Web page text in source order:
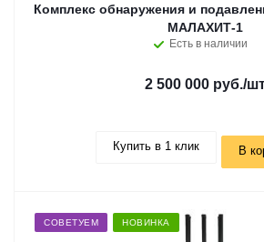
Комплекс обнаружения и
МАЛАХИТ-1
Есть в наличии
2 500 000 руб./
Купить в 1 клик В
СОВЕТУЕМ НОВИНКА